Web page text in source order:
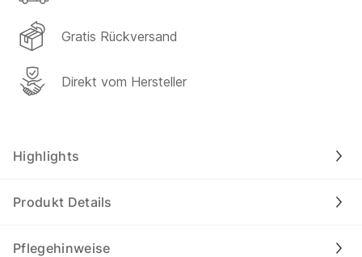
Gratis Rückversand
Direkt vom Hersteller
Highlights
Produkt Details
Pflegehinweise